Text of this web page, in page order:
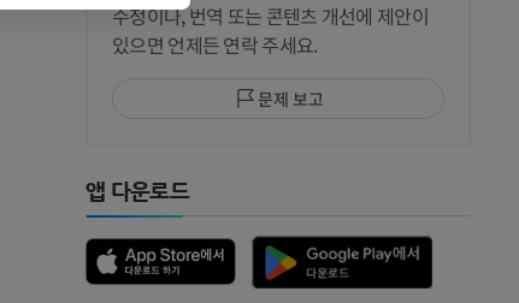
수정이나, 번역 또는 콘텐츠 개선에 제안이
있으면 언제든 연락 주세요.
문제 보고
앱 다운로드